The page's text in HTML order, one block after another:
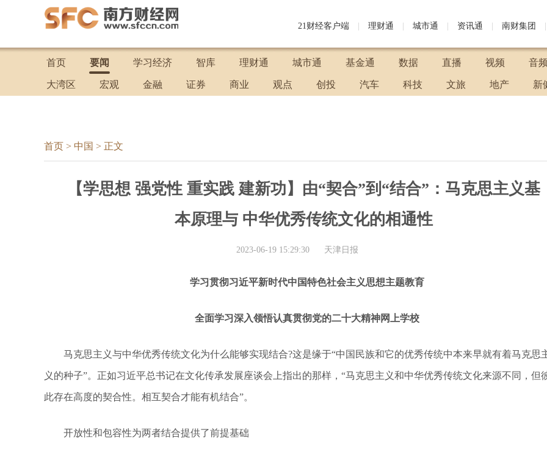
21财经客户端 理财通 城市通 资讯通 南财集团
首页 要闻 学习经济 智库 理财通 城市通 基金通 数据 直播 视频 音
大湾区 宏观 金融 证券 商业 观点 创投 汽车 科技 文旅 地产 新
首页 > 中国 > 正文
【学思想 强党性 重实践 建新功】由“契合”到“结合”：马克思主义基
本原理与 中华优秀传统文化的相通性
2023-06-19 15:29:30 天津日报
学习贯彻习近平新时代中国特色社会主义思想主题教育
全面学习深入领悟认真贯彻党的二十大精神网上学校
马克思主义与中华优秀传统文化为什么能够实现结合?这是缘于“中国民族和它的优秀传统中本来早就有着马克思
义的种子”。正如习近平总书记在文化传承发展座谈会上指出的那样，“马克思主义和中华优秀传统文化来源不同，但
此存在高度的契合性。相互契合才能有机结合”。
开放性和包容性为两者结合提供了前提基础